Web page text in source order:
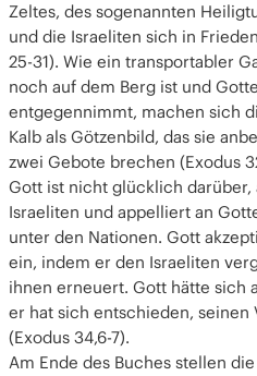
Zeltes, des sogenannten
und die Israeliten sich in
25-31). Wie ein transportabler
noch auf dem Berg ist und
entgegennimmt, machen sich
Kalb als Götzenbild, das sie
zwei Gebote brechen (Exodus
Gott ist nicht glücklich darüber,
Israeliten und appelliert an
unter den Nationen. Gott
ein, indem er den Israeliten
ihnen erneuert. Gott hätte sich
er hat sich entschieden,
(Exodus 34,6-7).
Am Ende des Buches stellen